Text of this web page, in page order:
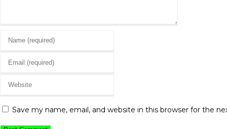
Enter
name
username
comment
Enter
email
to
Enter
websiteSave my name, email, and website in this browser for the